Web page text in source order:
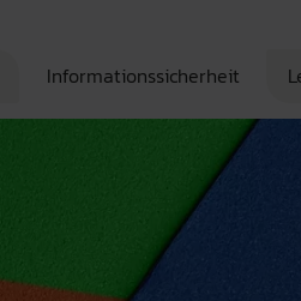
Informationssicherheit